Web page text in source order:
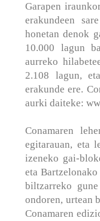
Garapen
erakundeen
honetan denok
10.000 lagun
aurreko
2.108 lagun,
erakunde ere.
aurki daiteke:
Conamaren
egitarauan, eta
izeneko gai-
eta
biltzarreko
ondoren, urtean
Conamaren